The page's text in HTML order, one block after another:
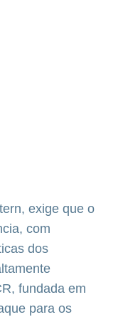
exige que o
com
dos
fundada em
para os